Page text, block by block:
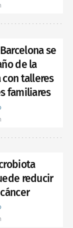
se
de la
talleres
familiares
reducir